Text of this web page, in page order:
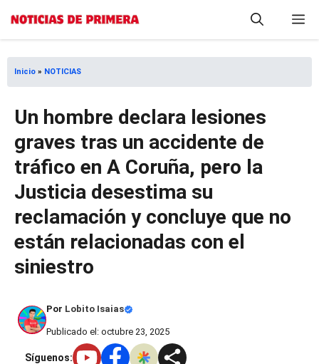
Saltar
contenido
Inicio » NOTICIAS
Un hombre declara lesiones
graves tras un accidente de
tráfico en A Coruña, pero la
Justicia desestima su
reclamación y concluye que no
están relacionadas con el
siniestro
Por Lobito Isaias
Publicado el: octubre 23, 2025
Síguenos: